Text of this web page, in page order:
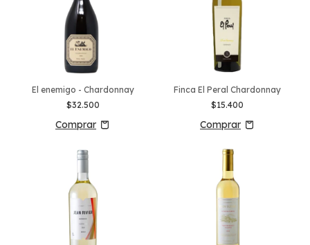
El enemigo - Chardonnay
$32.500
Finca El Peral Chardonnay
$15.400